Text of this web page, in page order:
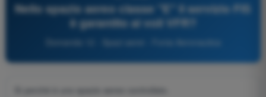
Nello spazio aereo classe "E" il servizio FIS
è garantito ai voli VFR?